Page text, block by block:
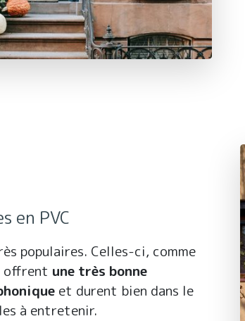
en PVC
populaires. Celles-ci, comme
offrent une très bonne
et durent bien dans le
à entretenir.